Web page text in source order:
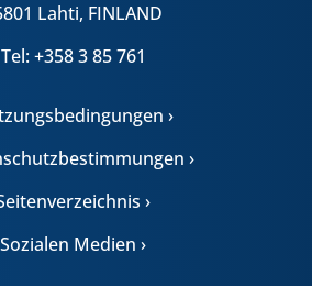
Lahti, FINLAND
Tel: +358 3 85 761
›
›
›
Sozialen Medien ›